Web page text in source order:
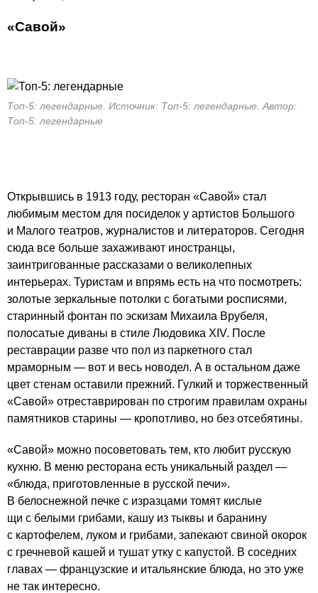
«Савой»
Топ-5: легендарные. Источник: Топ-5: легендарные. Автор:
Топ-5: легендарные
Открывшись в 1913 году, ресторан «Савой» стал
любимым местом для посиделок у артистов Большого
и Малого театров, журналистов и литераторов. Сегодня
сюда все больше захаживают иностранцы,
заинтригованные рассказами о великолепных
интерьерах. Туристам и впрямь есть на что посмотреть:
золотые зеркальные потолки с богатыми росписями,
старинный фонтан по эскизам Михаила Врубеля,
полосатые диваны в стиле Людовика XIV. После
реставрации разве что пол из паркетного стал
мраморным — вот и весь новодел. А в остальном даже
цвет стенам оставили прежний. Гулкий и торжественный
«Савой» отреставрирован по строгим правилам охраны
памятников старины — кропотливо, но без отсебятины.
«Савой» можно посоветовать тем, кто любит русскую
кухню. В меню ресторана есть уникальный раздел —
«блюда, приготовленные в русской печи».
В белоснежной печке с изразцами томят кислые
щи с белыми грибами, кашу из тыквы и баранину
с картофелем, луком и грибами, запекают свиной окорок
с гречневой кашей и тушат утку с капустой. В соседних
главах — французские и итальянские блюда, но это уже
не так интересно.